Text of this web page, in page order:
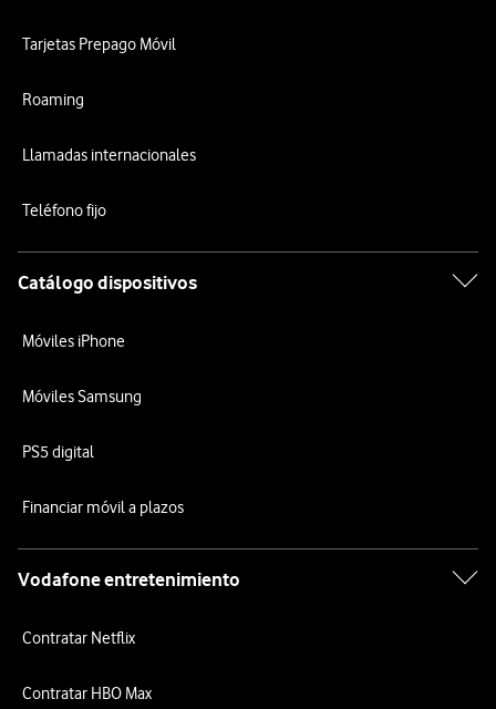
Tarjetas Prepago Móvil
Roaming
Llamadas internacionales
Teléfono fijo
Catálogo dispositivos
Móviles iPhone
Móviles Samsung
PS5 digital
Financiar móvil a plazos
Vodafone entretenimiento
Contratar Netflix
Contratar HBO Max